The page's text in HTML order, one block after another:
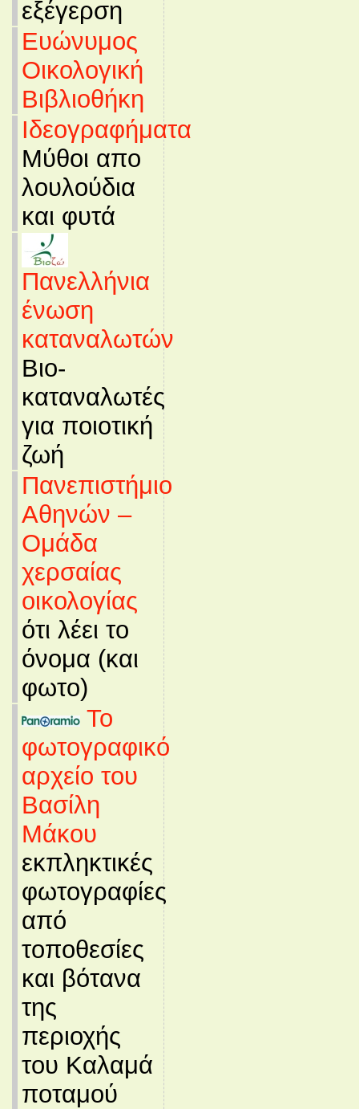
εξέγερση
Ευώνυμος
Οικολογική
Βιβλιοθήκη
Ιδεογραφήματα
Μύθοι απο
λουλούδια
και φυτά
Πανελλήνια
ένωση
καταναλωτών
Βιο-
καταναλωτές
για ποιοτική
ζωή
Πανεπιστήμιο
Αθηνών –
Ομάδα
χερσαίας
οικολογίας
ότι λέει το
όνομα (και
φωτο)
Το
φωτογραφικό
αρχείο του
Βασίλη
Μάκου
εκπληκτικές
φωτογραφίες
από
τοποθεσίες
και βότανα
της
περιοχής
του Καλαμά
ποταμού